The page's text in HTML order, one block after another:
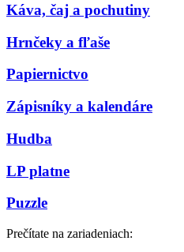
Káva, čaj a pochutiny
Hrnčeky a fľaše
Papiernictvo
Zápisníky a kalendáre
Hudba
LP platne
Puzzle
Prečítate na zariadeniach: